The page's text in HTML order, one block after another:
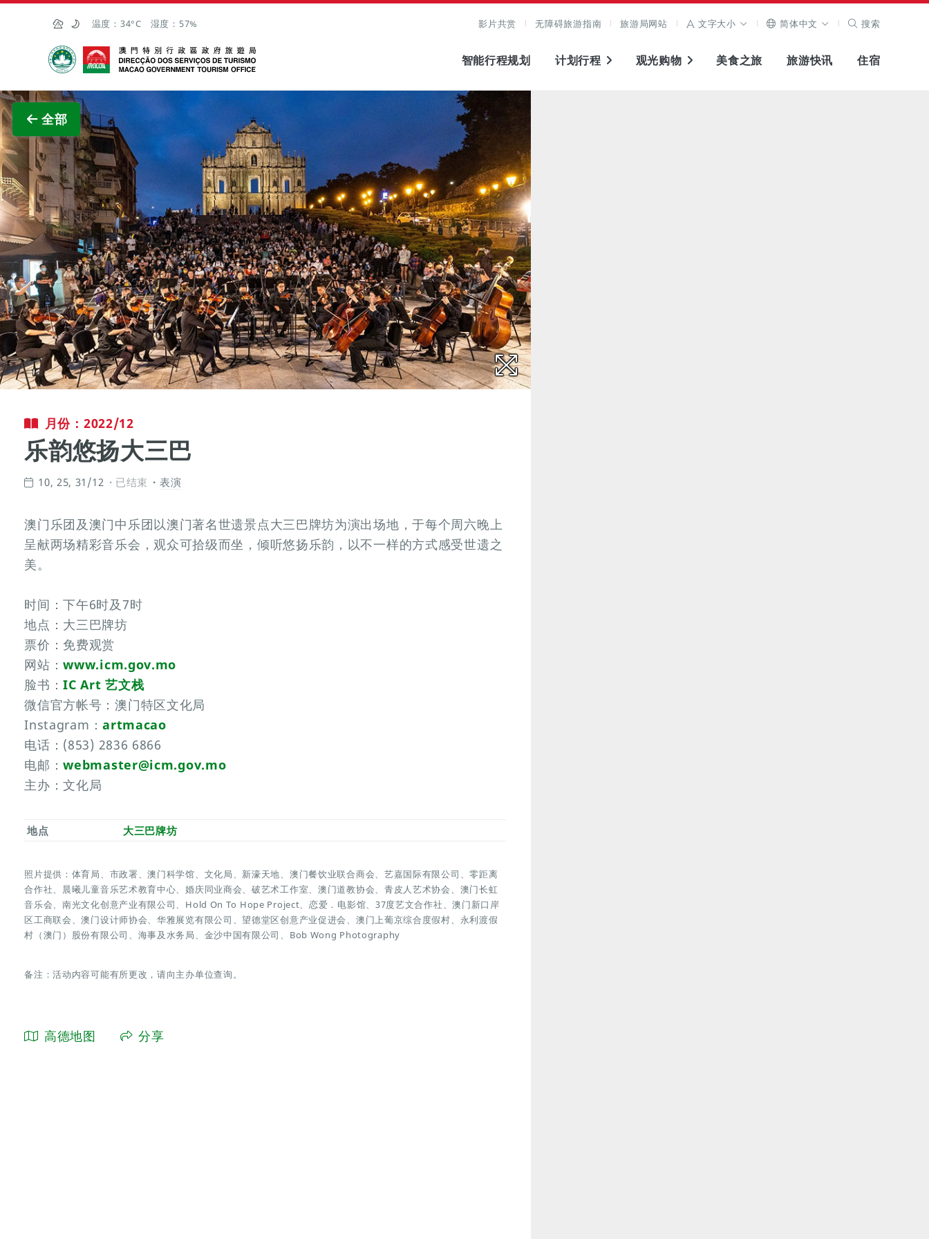
跳至主内容
温度： 34°C 湿度： 57% 影片共赏 无障碍旅游指南 旅游局网站 文字大小 简体中文 搜索
澳门特别行政区政府旅游局
智能行程规划 计划行程 观光购物 美食之旅 旅游快讯 住宿
全部
月份：2022/12
乐韵悠扬大三巴
10, 25, 31/12 已结束 表演
澳门乐团及澳门中乐团以澳门著名世遗景点大三巴牌坊为演出场地，于每个周六晚上
呈献两场精彩音乐会，观众可拾级而坐，倾听悠扬乐韵，以不一样的方式感受世遗之
美。
时间：下午6时及7时
地点：大三巴牌坊
票价：免费观赏
网站：www.icm.gov.mo
脸书：IC Art 艺文栈
微信官方帐号：澳门特区文化局
Instagram：artmacao
电话：(853) 2836 6866
电邮：webmaster@icm.gov.mo
主办：文化局
地点 大三巴牌坊
照片提供：体育局、市政署、澳门科学馆、文化局、新濠天地、澳门餐饮业联合商会、艺嘉国际有限公司、零距离
合作社、晨曦儿童音乐艺术教育中心、婚庆同业商会、破艺术工作室、澳门道教协会、青皮人艺术协会、澳门长虹
音乐会、南光文化创意产业有限公司、Hold On To Hope Project、恋爱．电影馆、37度艺文合作社、澳门新口岸
区工商联会、澳门设计师协会、华雅展览有限公司、望德堂区创意产业促进会、澳门上葡京综合度假村、永利渡假
村（澳门）股份有限公司、海事及水务局、金沙中国有限公司、Bob Wong Photography
备注：活动内容可能有所更改，请向主办单位查询。
高德地图 分享